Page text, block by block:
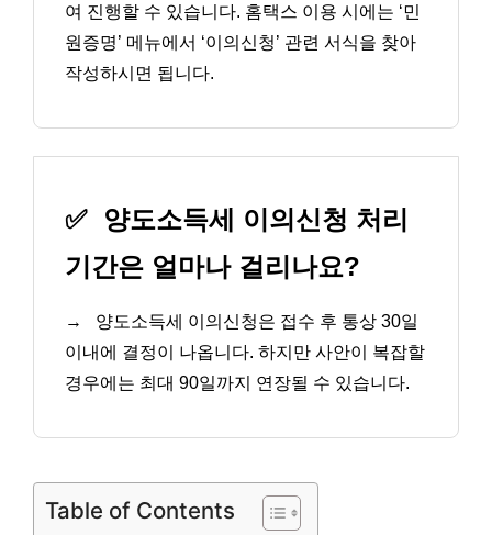
여 진행할 수 있습니다. 홈택스 이용 시에는 ‘민
원증명’ 메뉴에서 ‘이의신청’ 관련 서식을 찾아
작성하시면 됩니다.
✅
양도소득세 이의신청 처리
기간은 얼마나 걸리나요?
→
양도소득세 이의신청은 접수 후 통상 30일
이내에 결정이 나옵니다. 하지만 사안이 복잡할
경우에는 최대 90일까지 연장될 수 있습니다.
Table of Contents